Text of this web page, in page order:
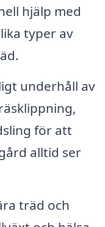
hjälp med
typer av
underhåll av
för att
alltid ser
träd och